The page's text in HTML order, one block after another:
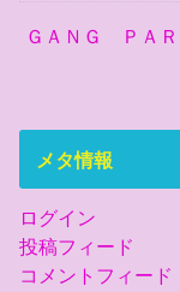
ＧＡＮＧ ＰＡＲ
メタ情報
ログイン
投稿フィード
コメントフィード